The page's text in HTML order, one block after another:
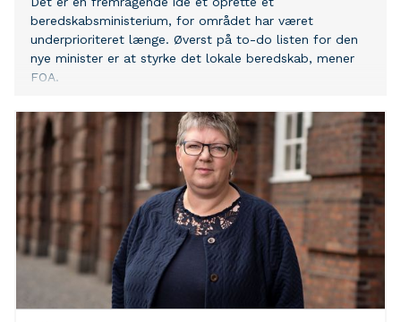
beredskabsministerium, for området har været
underprioriteret længe. Øverst på to-do listen for den
nye minister er at styrke det lokale beredskab, mener
FOA.